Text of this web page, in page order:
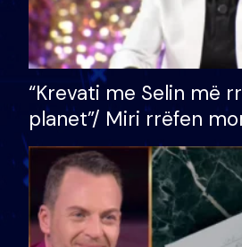
“Krevati me Selin më
planet”/ Miri rrëfen
bukura në shtëpinë e
mungojë zilja e